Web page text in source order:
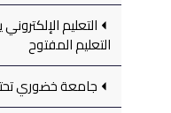
التعليم
التعليم المفتوح
جامعة خضوري